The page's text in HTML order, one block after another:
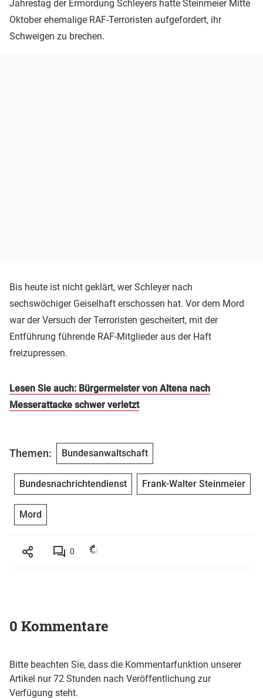
Jahrestag der Ermordung Schleyers hatte Steinmeier Mitte
Oktober ehemalige RAF-Terroristen aufgefordert, ihr
Schweigen zu brechen.
Bis heute ist nicht geklärt, wer Schleyer nach
sechswöchiger Geiselhaft erschossen hat. Vor dem Mord
war der Versuch der Terroristen gescheitert, mit der
Entführung führende RAF-Mitglieder aus der Haft
freizupressen.
Lesen Sie auch: Bürgermeister von Altena nach
Messerattacke schwer verletzt
Themen: Bundesanwaltschaft
Bundesnachrichtendienst Frank-Walter Steinmeier
Mord
0
0 Kommentare
Bitte beachten Sie, dass die Kommentarfunktion unserer
Artikel nur 72 Stunden nach Veröffentlichung zur
Verfügung steht.